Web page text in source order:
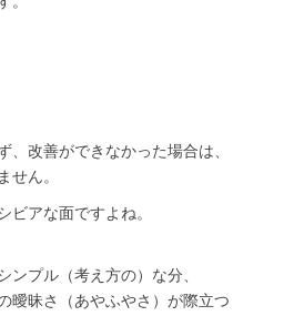
、改善ができなかった場合は、
せん。
ビアな面ですよね。
ンプル（考え方の）な分、
曖昧さ（あやふやさ）が際立つ